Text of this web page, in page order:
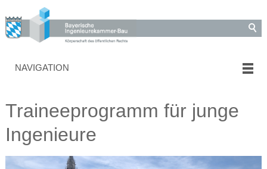
NAVIGATION
Traineeprogramm für junge
Ingenieure